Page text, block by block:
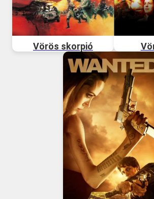
Vörös skorpió